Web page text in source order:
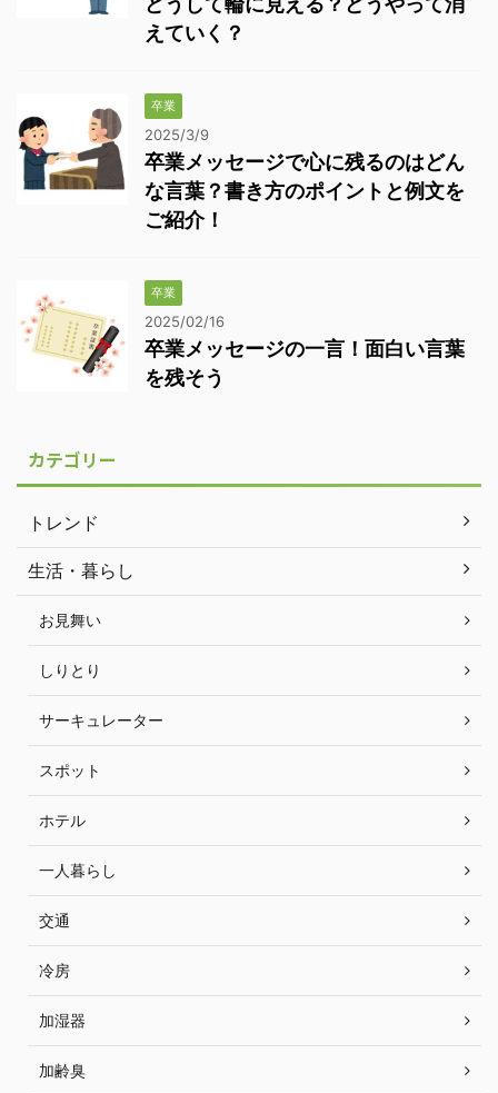
えていく？
卒業
2025/3/9
卒業メッセージで心に残るのはどん
な言葉？書き方のポイントと例文を
ご紹介！
卒業
2025/02/16
卒業メッセージの一言！面白い言葉
を残そう
カテゴリー
トレンド
生活・暮らし
お見舞い
しりとり
サーキュレーター
スポット
ホテル
一人暮らし
交通
冷房
加湿器
加齢臭